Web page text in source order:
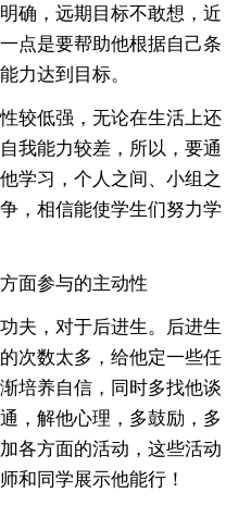
确，远期目标不敢想，近
点是要帮助他根据自己条
力达到目标。
较低强，无论在生活上还
我能力较差，所以，要通
学习，个人之间、小组之
，相信能使学生们努力学
面参与的主动性
夫，对于后进生。后进生
次数太多，给他定一些任
培养自信，同时多找他谈
，解他心理，多鼓励，多
各方面的活动，这些活动
和同学展示他能行！